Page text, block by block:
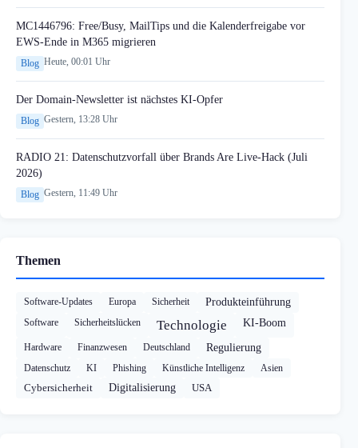
MC1446796: Free/Busy, MailTips und die Kalenderfreigabe vor
EWS-Ende in M365 migrieren
Blog Heute, 00:01 Uhr
Der Domain-Newsletter ist nächstes KI-Opfer
Blog Gestern, 13:28 Uhr
RADIO 21: Datenschutzvorfall über Brands Are Live-Hack (Juli
2026)
Blog Gestern, 11:49 Uhr
Themen
Software-Updates Europa Sicherheit Produkteinführung
Software Sicherheitslücken Technologie KI-Boom
Hardware Finanzwesen Deutschland Regulierung
Datenschutz KI Phishing Künstliche Intelligenz Asien
Cybersicherheit Digitalisierung USA